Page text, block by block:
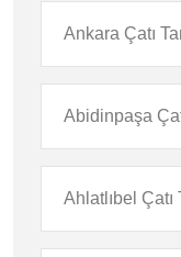
Ankara Çatı
Abidinpaşa
Ahlatlıbel Çatı